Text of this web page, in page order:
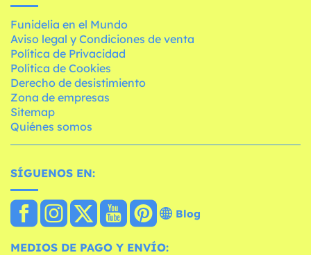
Funidelia en el Mundo
Aviso legal y Condiciones de venta
Política de Privacidad
Política de Cookies
Derecho de desistimiento
Zona de empresas
Sitemap
Quiénes somos
SÍGUENOS EN:
Blog
MEDIOS DE PAGO Y ENVÍO: